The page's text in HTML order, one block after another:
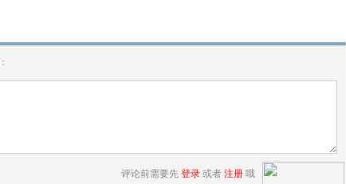
评论前需要先 登录 或者 注册 哦